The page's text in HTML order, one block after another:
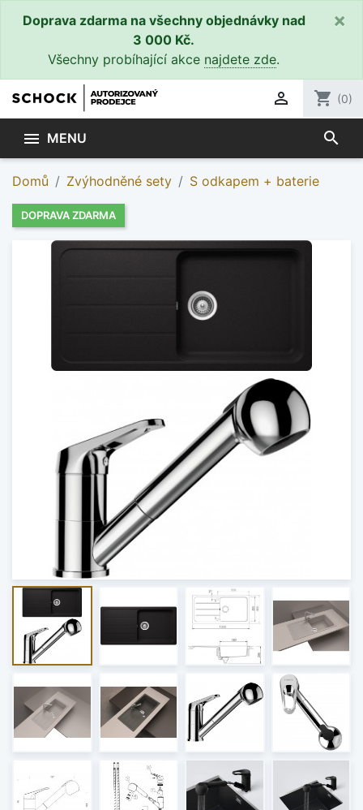
Doprava zdarma na všechny objednávky nad
3 000 Kč.
Všechny probíhající akce najdete zde.
×
 shopping_cart (0)
 MENU search
Domů Zvýhodněné sety S odkapem + baterie
DOPRAVA ZDARMA